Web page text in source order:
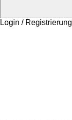
Login / Registrierung